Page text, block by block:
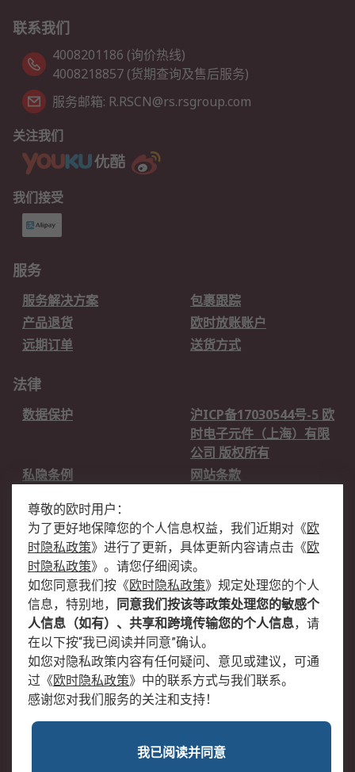
联系我们
4008201186 (询价热线)
4008218857 (货期查询及售后服务)
服务邮箱: R.RSCN@rs.rsgroup.com
关注我们
我们接受
服务
服务解决方案
包裹跟踪
产品退货
欧时放账账户
远期订单
送货方式
法律
数据保护
沪ICP备17030544号-5 欧
时电子元件（上海）有限
公司 版权所有
私隐条例
网站条款
关于欧时
欧时销售条款
账户和付款
企业集团
全球办事处
关于我们
新闻中心
加入我们
沪公网安备 31011502009054号
尊敬的欧时用户：
为了更好地保障您的个人信息权益，我们近期对 《欧
时隐私政策》 进行了更新，具体更新内容请点击 《欧
时隐私政策》 。请您仔细阅读。
如您同意我们按 《欧时隐私政策》 规定处理您的个人
信息，特别地，
同意我们按该等政策处理您的敏感个
人信息（如有）、共享和跨境传输您的个人信息，请
在以下按“我已阅读并同意”确认。
如您对隐私政策内容有任何疑问、意见或建议，可通
过 《欧时隐私政策》 中的联系方式与我们联系。
感谢您对我们服务的关注和支持！
我已阅读并同意